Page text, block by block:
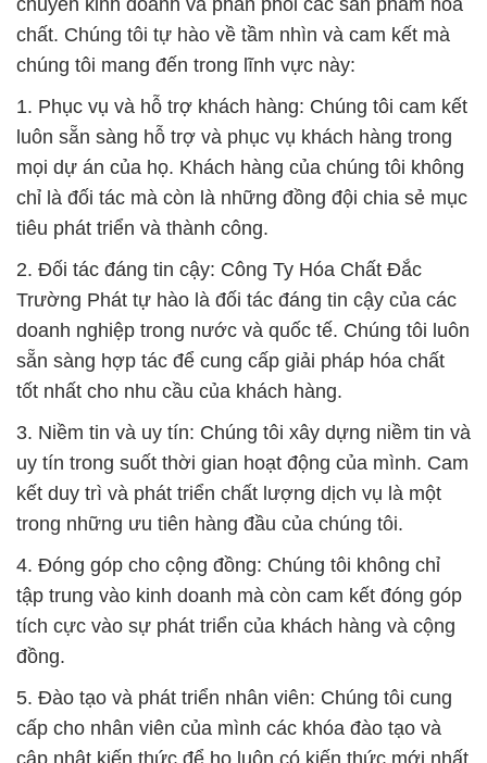
3. Niềm tin và uy tín: Chúng tôi xây dựng niềm tin và
uy tín trong suốt thời gian hoạt động của mình. Cam
kết duy trì và phát triển chất lượng dịch vụ là một
trong những ưu tiên hàng đầu của chúng tôi.
4. Đóng góp cho cộng đồng: Chúng tôi không chỉ
tập trung vào kinh doanh mà còn cam kết đóng góp
tích cực vào sự phát triển của khách hàng và cộng
đồng.
5. Đào tạo và phát triển nhân viên: Chúng tôi cung
cấp cho nhân viên của mình các khóa đào tạo và
cập nhật kiến thức để họ luôn có kiến thức mới nhất
và kỹ năng cần thiết để giúp khách hàng thành công
trong ngành công nghiệp hóa chất.
6. An toàn và hiệu quả: Chúng tôi hiểu rằng hóa
chất đóng một vai trò quan trọng trong quá trình sản
xuất và phát triển các sản phẩm. Sản phẩm của
chúng tôi giúp tăng cường chất lượng và an toàn
của sản phẩm thực phẩm và đảm bảo tuân thủ các
quy định và tiêu chuẩn nghiêm ngặt.
Với hơn một thập kỷ hoạt động trong ngành, Công
Ty Hóa Chất Đắc Trường Phát tự hào mang đến
cho khách hàng những giải pháp hóa chất độc đáo
và hiệu quả cho nhiều ngành công nghiệp khác